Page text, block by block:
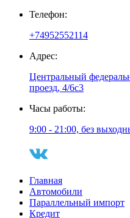
Телефон:
+74952552114
Адрес:
Центральный
проезд, 4/6с3
Часы работы:
9:00 - 21:00, без
Главная
Автомобили
Параллельный импорт
Кредит